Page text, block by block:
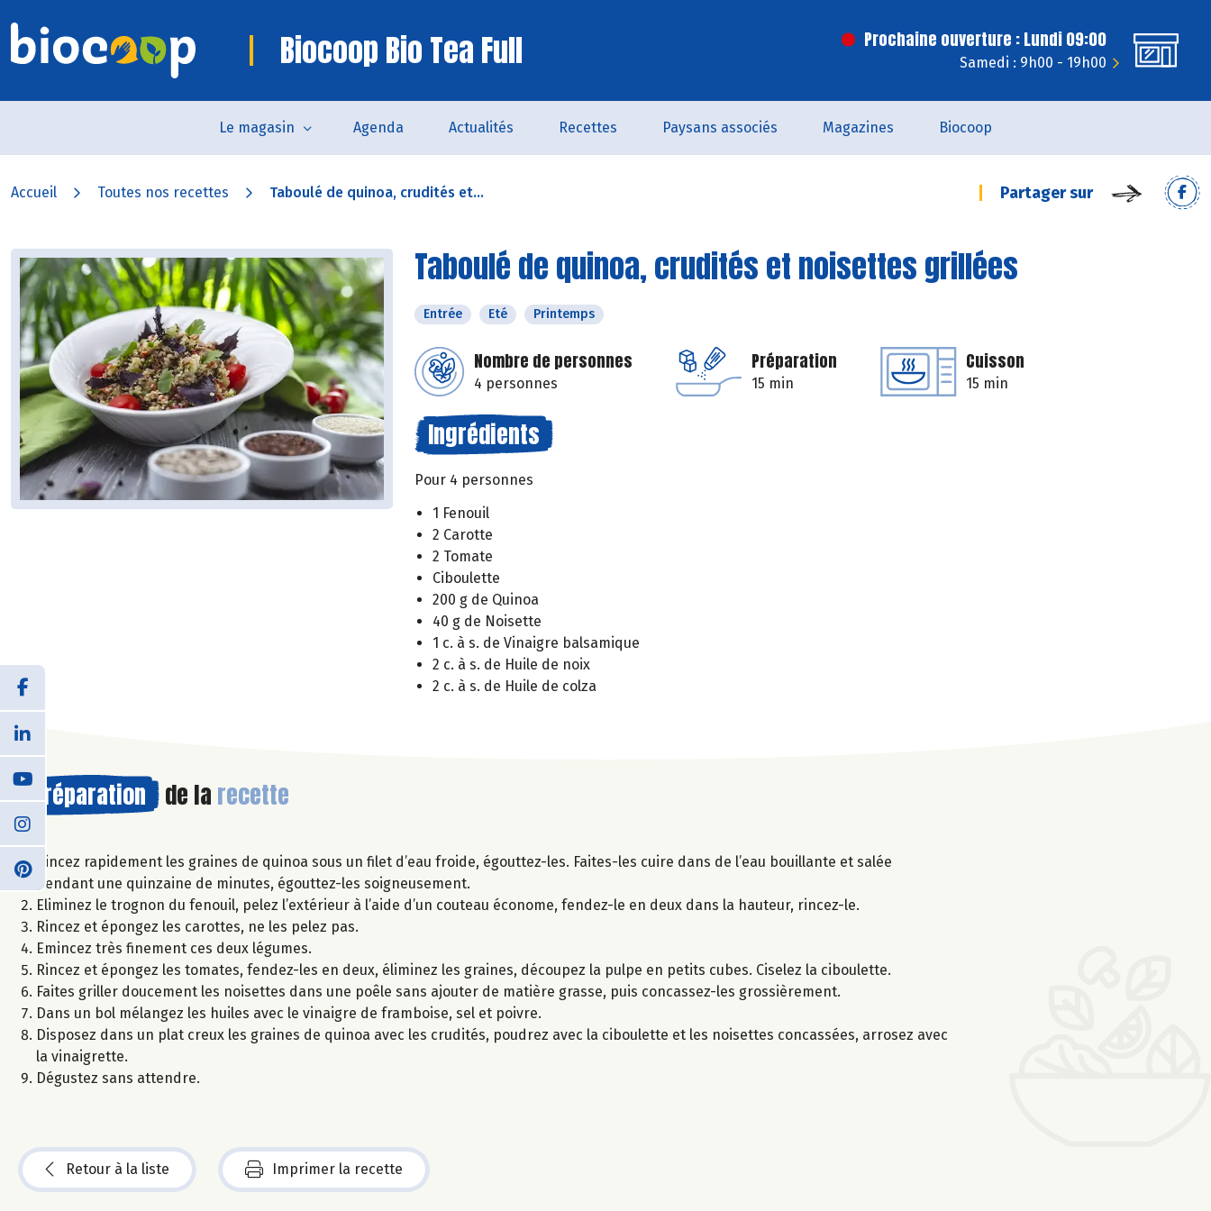
Biocoop Bio Tea Full Prochaine ouverture : Lundi 09:00
Samedi : 9h00 - 19h00
Le magasin Agenda Actualités Recettes Paysans associés Magazines Biocoop
Accueil Toutes nos recettes Taboulé de quinoa, crudités et... Partager sur
Taboulé de quinoa, crudités et noisettes grillées
Entrée Eté Printemps
Nombre de personnes
4 personnes
Préparation
15 min
Cuisson
15 min
Ingrédients
Pour 4 personnes
1 Fenouil
2 Carotte
2 Tomate
Ciboulette
200 g de Quinoa
40 g de Noisette
1 c. à s. de Vinaigre balsamique
2 c. à s. de Huile de noix
2 c. à s. de Huile de colza
Préparation de la recette
Rincez rapidement les graines de quinoa sous un filet d’eau froide, égouttez-les. Faites-les cuire dans de l’eau bouillante et salée
pendant une quinzaine de minutes, égouttez-les soigneusement.
Eliminez le trognon du fenouil, pelez l’extérieur à l’aide d’un couteau économe, fendez-le en deux dans la hauteur, rincez-le.
Rincez et épongez les carottes, ne les pelez pas.
Emincez très finement ces deux légumes.
Rincez et épongez les tomates, fendez-les en deux, éliminez les graines, découpez la pulpe en petits cubes. Ciselez la ciboulette.
Faites griller doucement les noisettes dans une poêle sans ajouter de matière grasse, puis concassez-les grossièrement.
Dans un bol mélangez les huiles avec le vinaigre de framboise, sel et poivre.
Disposez dans un plat creux les graines de quinoa avec les crudités, poudrez avec la ciboulette et les noisettes concassées, arrosez avec
la vinaigrette.
Dégustez sans attendre.
Retour à la liste Imprimer la recette